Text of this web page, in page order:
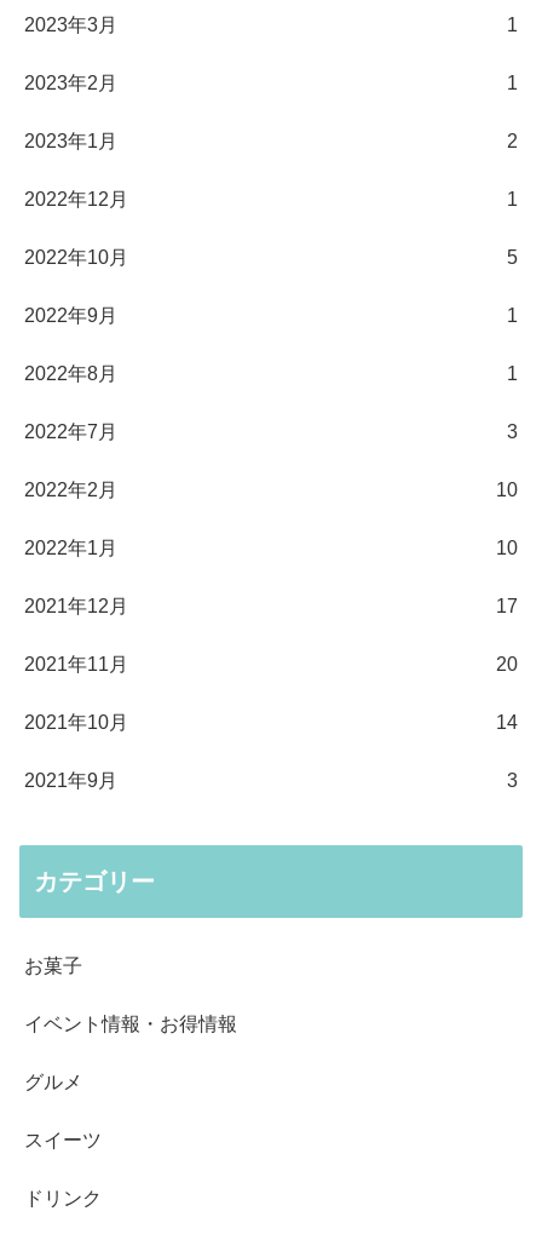
2023年3月 1
2023年2月 1
2023年1月 2
2022年12月 1
2022年10月 5
2022年9月 1
2022年8月 1
2022年7月 3
2022年2月 10
2022年1月 10
2021年12月 17
2021年11月 20
2021年10月 14
2021年9月 3
カテゴリー
お菓子
イベント情報・お得情報
グルメ
スイーツ
ドリンク